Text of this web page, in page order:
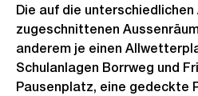
Die auf die
zugeschnittenen
anderem je einen
Schulanlagen Borrweg und
Pausenplatz, eine gedeckte